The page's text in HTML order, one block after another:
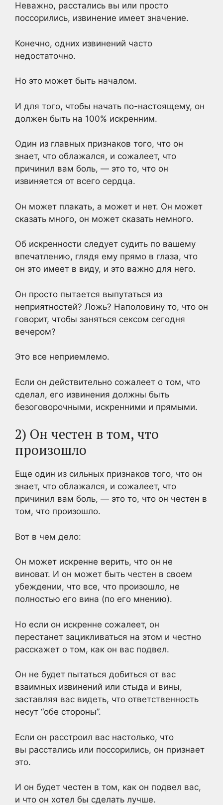
Неважно, расстались вы или просто
поссорились, извинение имеет значение.
Конечно, одних извинений часто
недостаточно.
Но это может быть началом.
И для того, чтобы начать по-настоящему, он
должен быть на 100% искренним.
Один из главных признаков того, что он
знает, что облажался, и сожалеет, что
причинил вам боль, — это то, что он
извиняется от всего сердца.
Он может плакать, а может и нет. Он может
сказать много, он может сказать немного.
Об искренности следует судить по вашему
впечатлению, глядя ему прямо в глаза, что
он это имеет в виду, и это важно для него.
Он просто пытается выпутаться из
неприятностей? Ложь? Наполовину то, что он
говорит, чтобы заняться сексом сегодня
вечером?
Это все неприемлемо.
Если он действительно сожалеет о том, что
сделал, его извинения должны быть
безоговорочными, искренними и прямыми.
2) Он честен в том, что
произошло
Еще один из сильных признаков того, что он
знает, что облажался, и сожалеет, что
причинил вам боль, — это то, что он честен в
том, что произошло.
Вот в чем дело:
Он может искренне верить, что он не
виноват. И он может быть честен в своем
убеждении, что все, что произошло, не
полностью его вина (по его мнению).
Но если он искренне сожалеет, он
перестанет зацикливаться на этом и честно
расскажет о том, как он вас подвел.
Он не будет пытаться добиться от вас
взаимных извинений или стыда и вины,
заставляя вас видеть, что ответственность
несут “обе стороны”.
Если он расстроил вас настолько, что
вы расстались или поссорились, он признает
это.
И он будет честен в том, как он подвел вас,
и что он хотел бы сделать лучше.